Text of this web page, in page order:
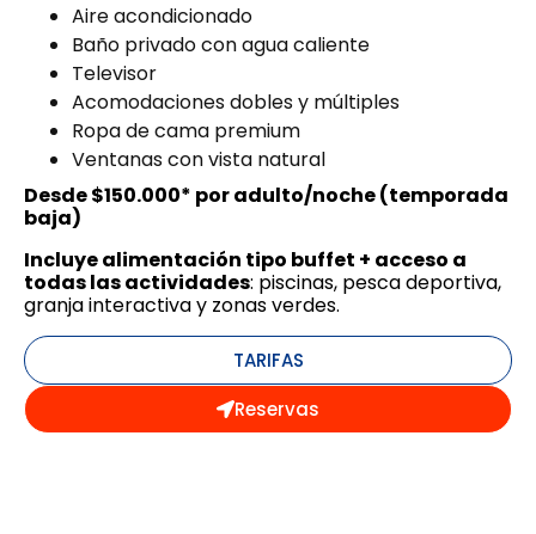
Aire acondicionado
Baño privado con agua caliente
Televisor
Acomodaciones dobles y múltiples
Ropa de cama premium
Ventanas con vista natural
Desde $150.000* por adulto/noche (temporada
baja)
Incluye alimentación tipo buffet + acceso a
todas las actividades: piscinas, pesca deportiva,
granja interactiva y zonas verdes.
TARIFAS
Reservas